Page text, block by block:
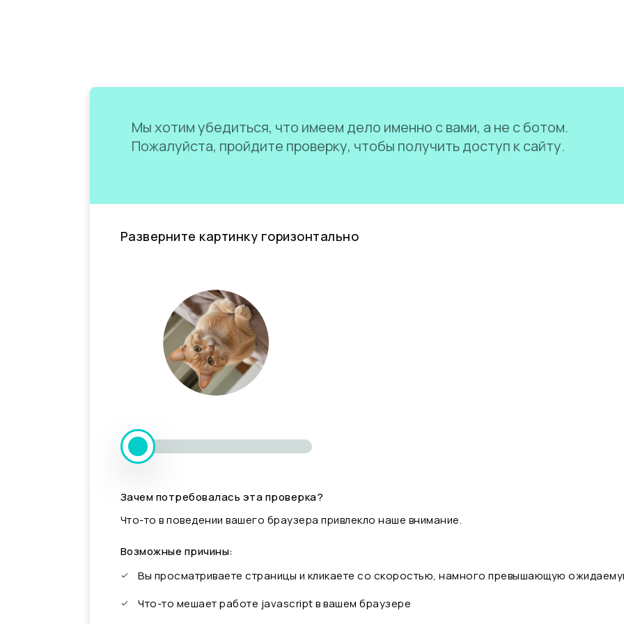
Мы хотим убедиться, что имеем дело именно с вами, а не с ботом.
Пожалуйста, пройдите проверку, чтобы получить доступ к сайту.
Разверните картинку горизонтально
Зачем потребовалась эта проверка?
Что-то в поведении вашего браузера привлекло наше внимание.
Возможные причины:
Вы просматриваете страницы и кликаете со скоростью, намного превышающую
Что-то мешает работе javascript в вашем браузере